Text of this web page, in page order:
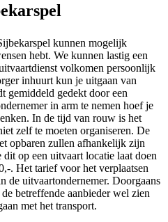
kunnen mogelijk
hebt. We kunnen lastig een
volkomen persoonlijk
inhuurt kun je uitgaan van
gemiddeld gedekt door een
in arm te nemen hoef je
In de tijd van rouw is het
zelf te moeten organiseren. De
opbaren zullen afhankelijk zijn
op een uitvaart locatie laat doen
. Het tarief voor het verplaatsen
de uitvaartondernemer. Doorgaans
betreffende aanbieder wel zien
met het transport.